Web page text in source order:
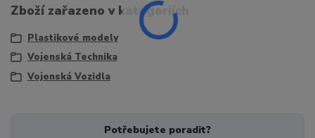
Zboží zařazeno v kategoriích
Plastikové modely
Vojenská Technika
Vojenská Vozidla
Potřebujete poradit?